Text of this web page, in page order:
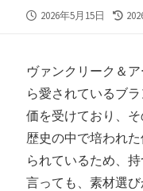
公
2026年5月15日
最
日
ヴァンクリーク＆
ら愛されているブラ
価を受けており、
歴史の中で培われ
られているため、
言っても、素材選